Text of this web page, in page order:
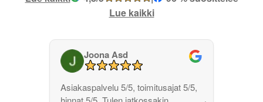
Lue kaikki
Joona Asd
Asiakaspalvelu 5/5, toimitusajat 5/5,